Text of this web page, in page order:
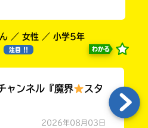
／ 女性 ／ 小学5年
注目 !! わかる
ンネル『魔界
スタ
2026年08月03日